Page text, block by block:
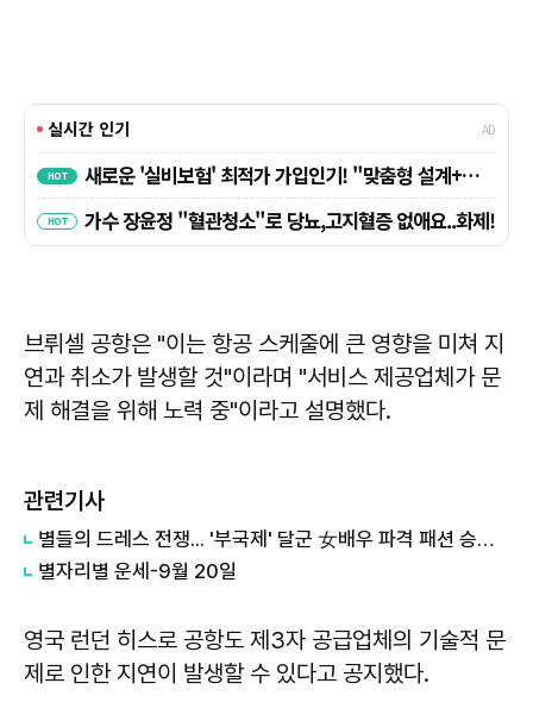
브뤼셀 공항은 "이는 항공 스케줄에 큰 영향을 미쳐 지
연과 취소가 발생할 것"이라며 "서비스 제공업체가 문
제 해결을 위해 노력 중"이라고 설명했다.
관련기사
별들의 드레스 전쟁... '부국제' 달군 女배우 파격 패션 승자는?
별자리별 운세-9월 20일
영국 런던 히스로 공항도 제3자 공급업체의 기술적 문
제로 인한 지연이 발생할 수 있다고 공지했다.